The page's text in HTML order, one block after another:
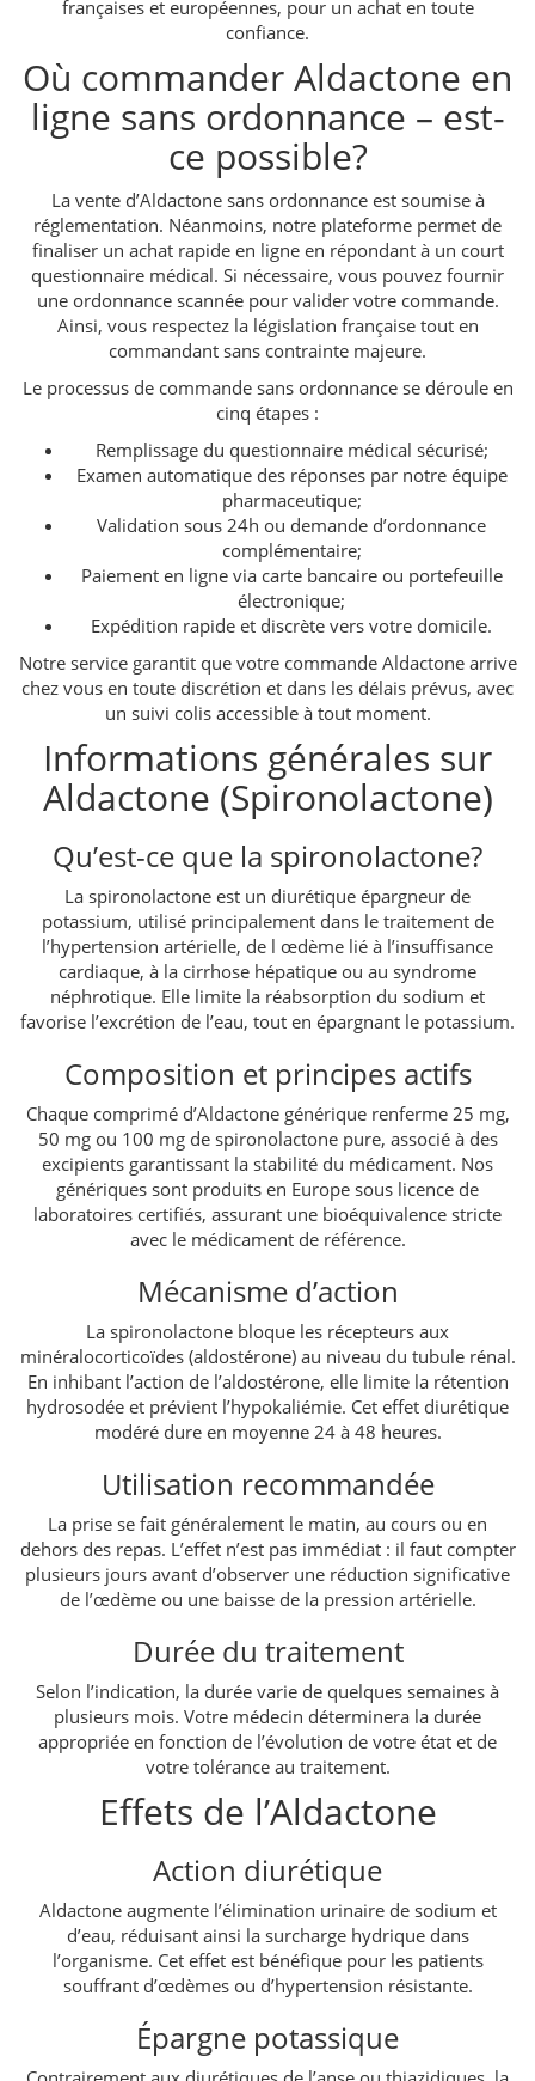
françaises et européennes, pour un achat en toute
confiance.
Où commander Aldactone en
ligne sans ordonnance – est-
ce possible?
La vente d’Aldactone sans ordonnance est soumise à
réglementation. Néanmoins, notre plateforme permet de
finaliser un achat rapide en ligne en répondant à un court
questionnaire médical. Si nécessaire, vous pouvez fournir
une ordonnance scannée pour valider votre commande.
Ainsi, vous respectez la législation française tout en
commandant sans contrainte majeure.
Le processus de commande sans ordonnance se déroule en
cinq étapes :
Remplissage du questionnaire médical sécurisé;
Examen automatique des réponses par notre équipe
pharmaceutique;
Validation sous 24h ou demande d’ordonnance
complémentaire;
Paiement en ligne via carte bancaire ou portefeuille
électronique;
Expédition rapide et discrète vers votre domicile.
Notre service garantit que votre commande Aldactone arrive
chez vous en toute discrétion et dans les délais prévus, avec
un suivi colis accessible à tout moment.
Informations générales sur
Aldactone (Spironolactone)
Qu’est-ce que la spironolactone?
La spironolactone est un diurétique épargneur de
potassium, utilisé principalement dans le traitement de
l’hypertension artérielle, de l œdème lié à l’insuffisance
cardiaque, à la cirrhose hépatique ou au syndrome
néphrotique. Elle limite la réabsorption du sodium et
favorise l’excrétion de l’eau, tout en épargnant le potassium.
Composition et principes actifs
Chaque comprimé d’Aldactone générique renferme 25 mg,
50 mg ou 100 mg de spironolactone pure, associé à des
excipients garantissant la stabilité du médicament. Nos
génériques sont produits en Europe sous licence de
laboratoires certifiés, assurant une bioéquivalence stricte
avec le médicament de référence.
Mécanisme d’action
La spironolactone bloque les récepteurs aux
minéralocorticoïdes (aldostérone) au niveau du tubule rénal.
En inhibant l’action de l’aldostérone, elle limite la rétention
hydrosodée et prévient l’hypokaliémie. Cet effet diurétique
modéré dure en moyenne 24 à 48 heures.
Utilisation recommandée
La prise se fait généralement le matin, au cours ou en
dehors des repas. L’effet n’est pas immédiat : il faut compter
plusieurs jours avant d’observer une réduction significative
de l’œdème ou une baisse de la pression artérielle.
Durée du traitement
Selon l’indication, la durée varie de quelques semaines à
plusieurs mois. Votre médecin déterminera la durée
appropriée en fonction de l’évolution de votre état et de
votre tolérance au traitement.
Effets de l’Aldactone
Action diurétique
Aldactone augmente l’élimination urinaire de sodium et
d’eau, réduisant ainsi la surcharge hydrique dans
l’organisme. Cet effet est bénéfique pour les patients
souffrant d’œdèmes ou d’hypertension résistante.
Épargne potassique